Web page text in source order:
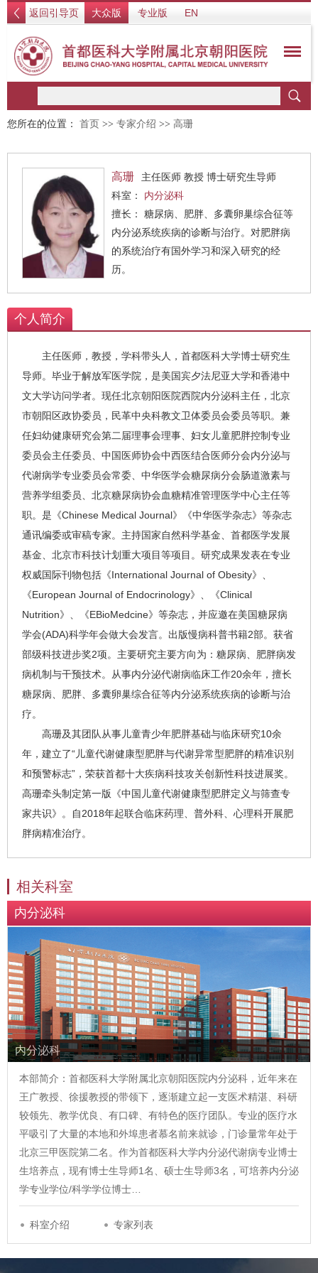
返回引导页 大众版 专业版 EN
您所在的位置： 首页 >> 专家介绍 >> 高珊
高珊
主任医师 教授 博士研究生导师
科室： 内分泌科
擅长： 糖尿病、肥胖、多囊卵巢综合征等
内分泌系统疾病的诊断与治疗。对肥胖病
的系统治疗有国外学习和深入研究的经
历。
个人简介
主任医师，教授，学科带头人，首都医科大学博士研究生
导师。毕业于解放军医学院，是美国宾夕法尼亚大学和香港中
文大学访问学者。现任北京朝阳医院西院内分泌科主任，北京
市朝阳区政协委员，民革中央科教文卫体委员会委员等职。兼
任妇幼健康研究会第二届理事会理事、妇女儿童肥胖控制专业
委员会主任委员、中国医师协会中西医结合医师分会内分泌与
代谢病学专业委员会常委、中华医学会糖尿病分会肠道激素与
营养学组委员、北京糖尿病协会血糖精准管理医学中心主任等
职。是《Chinese Medical Journal》《中华医学杂志》等杂志
通讯编委或审稿专家。主持国家自然科学基金、首都医学发展
基金、北京市科技计划重大项目等项目。研究成果发表在专业
权威国际刊物包括《International Journal of Obesity》、
《European Journal of Endocrinology》、《Clinical
Nutrition》、《EBioMedcine》等杂志，并应邀在美国糖尿病
学会(ADA)科学年会做大会发言。出版慢病科普书籍2部。获省
部级科技进步奖2项。主要研究主要方向为：糖尿病、肥胖病发
病机制与干预技术。从事内分泌代谢病临床工作20余年，擅长
糖尿病、肥胖、多囊卵巢综合征等内分泌系统疾病的诊断与治
疗。
高珊及其团队从事儿童青少年肥胖基础与临床研究10余
年，建立了“儿童代谢健康型肥胖与代谢异常型肥胖的精准识别
和预警标志”，荣获首都十大疾病科技攻关创新性科技进展奖。
高珊牵头制定第一版《中国儿童代谢健康型肥胖定义与筛查专
家共识》。自2018年起联合临床药理、普外科、心理科开展肥
胖病精准治疗。
相关科室
内分泌科
内分泌科
本部简介：首都医科大学附属北京朝阳医院内分泌科，近年来在
王广教授、徐援教授的带领下，逐渐建立起一支医术精湛、科研
较领先、教学优良、有口碑、有特色的医疗团队。专业的医疗水
平吸引了大量的本地和外埠患者慕名前来就诊，门诊量常年处于
北京三甲医院第二名。作为首都医科大学内分泌代谢病专业博士
生培养点，现有博士生导师1名、硕士生导师3名，可培养内分泌
学专业学位/科学学位博士…
科室介绍 专家列表